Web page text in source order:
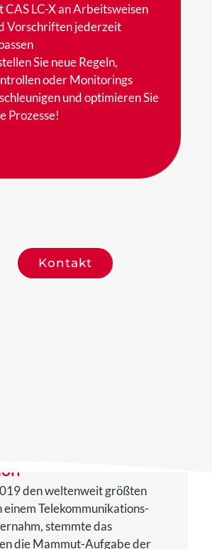
CAS LC-X an Arbeitsweisen
Vorschriften jederzeit
Sie neue Regeln,
oder Monitorings
und optimieren Sie
Prozesse!
Kontakt
den weltenweit größten
Telekommunikations-
stemmte das
die Mammut-Aufgabe der